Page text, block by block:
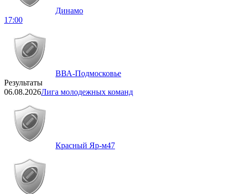
Динамо
17:00
ВВА-Подмосковье
Результаты
06.08.2026Лига молодежных команд
Красный Яр-м47